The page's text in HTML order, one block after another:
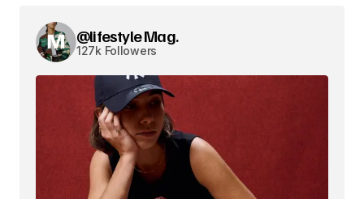
@lifestyle Mag.
127k Followers